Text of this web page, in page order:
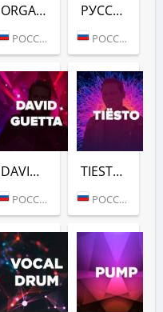
ORGANIC HOUSE (DFM)
РОССИЯ (МОСКВА)
РУССКИЙ РЕЙВ (DFM)
РОССИЯ (МОСКВА)
DAVID GUETTA (DFM)
РОССИЯ (МОСКВА)
TIESTO (DFM)
РОССИЯ (МОСКВА)